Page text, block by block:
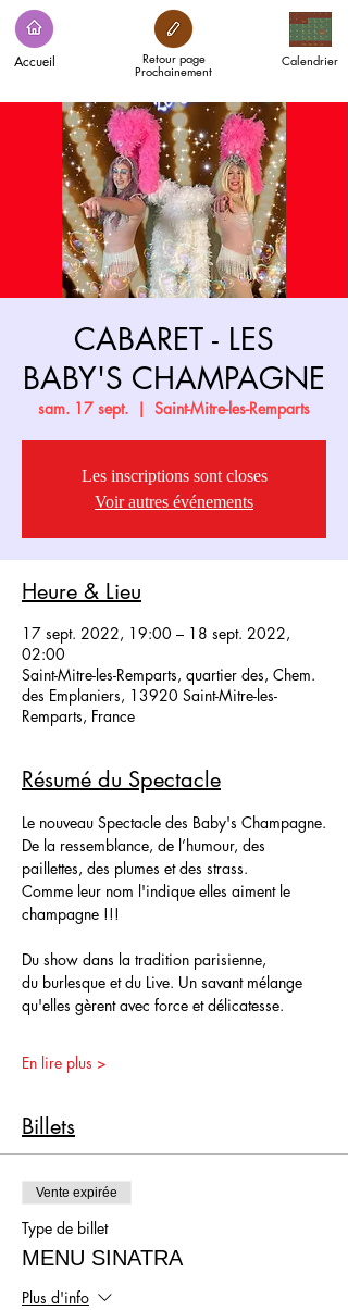
Accueil Calendrier
Retour page
Prochainement
CABARET - LES
BABY'S CHAMPAGNE
sam. 17 sept.
  |
Saint-Mitre-les-Remparts
Les inscriptions sont closes
Voir autres événements
Heure & Lieu
17 sept. 2022, 19:00 – 18 sept. 2022,
02:00
Saint-Mitre-les-Remparts, quartier des, Chem.
des Emplaniers, 13920 Saint-Mitre-les-
Remparts, France
Résumé du Spectacle
Le nouveau Spectacle des Baby's Champagne.
De la ressemblance, de l’humour, des
paillettes, des plumes et des strass.
Comme leur nom l'indique elles aiment le
champagne !!!
Du show dans la tradition parisienne,
du burlesque et du Live. Un savant mélange
qu'elles gèrent avec force et délicatesse.
En lire plus >
Billets
Vente expirée
Type de billet
MENU SINATRA
Plus d'info